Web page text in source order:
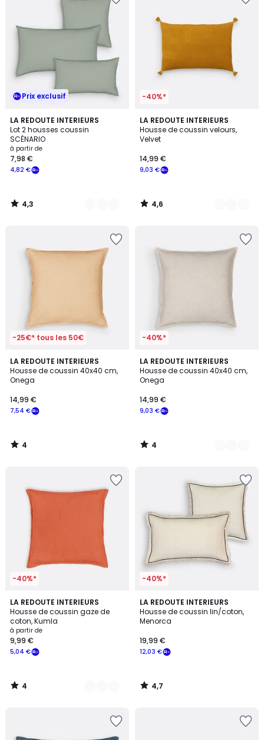
Prix exclusif
LA REDOUTE INTERIEURS
Lot 2 housses coussin
SCÉNARIO
à partir de
4,82 €
7,98 €
4,3
/ 5
10
Couleurs
4,3
/
-40%*
LA REDOUTE INTERIEURS
Housse de coussin velours,
Velvet
9,03 €
14,99 €
4,6
/ 5
10
Couleurs
4,6
/
-25€* tous les 50€
LA REDOUTE INTERIEURS
Housse de coussin 40x40 cm,
Onega
7,54 €
14,99 €
4
/
5
4
/
-40%*
LA REDOUTE INTERIEURS
Housse de coussin 40x40 cm,
Onega
9,03 €
14,99 €
4
/
5
9
Couleurs
4
/
-40%*
LA REDOUTE INTERIEURS
Housse de coussin gaze de
coton, Kumla
à partir de
5,04 €
9,99 €
4
/
5
12
Couleurs
4
/
-40%*
LA REDOUTE INTERIEURS
Housse de coussin lin/coton,
Menorca
12,03 €
19,99 €
4,7
/ 5
4,7
/